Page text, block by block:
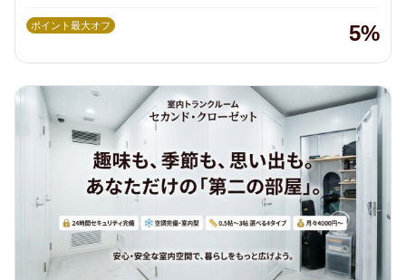
しています。
ポイント最大オフ 5%